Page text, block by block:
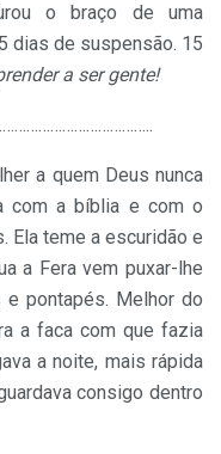
o braço de uma
dias de suspensão. 15
a ser gente!
..
a quem Deus nunca
com a bíblia e com o
Ela teme a escuridão e
a Fera vem puxar-lhe
pontapés. Melhor do
a faca com que fazia
a noite, mais rápida
consigo dentro